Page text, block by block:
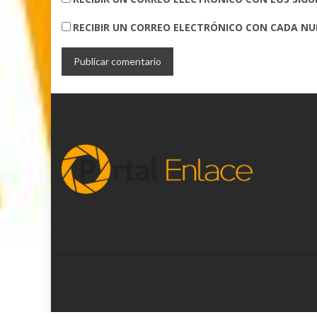
RECIBIR UN CORREO ELECTRÓNICO CON CADA